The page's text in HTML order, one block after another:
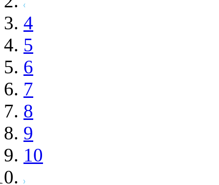
4
5
6
7
8
9
10